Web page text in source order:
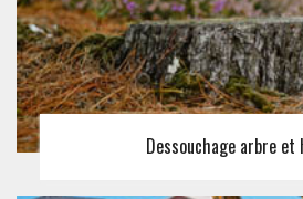
Dessouchage arbre et